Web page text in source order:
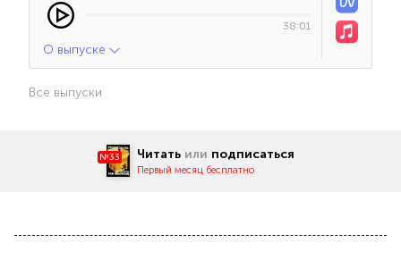
38:01
О выпуске
Все выпуски
№33 Читать или подписаться
Первый месяц бесплатно